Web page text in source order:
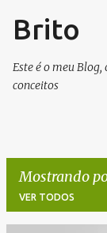
Brito
Este é o meu
conceitos
Mostrando
VER TODOS